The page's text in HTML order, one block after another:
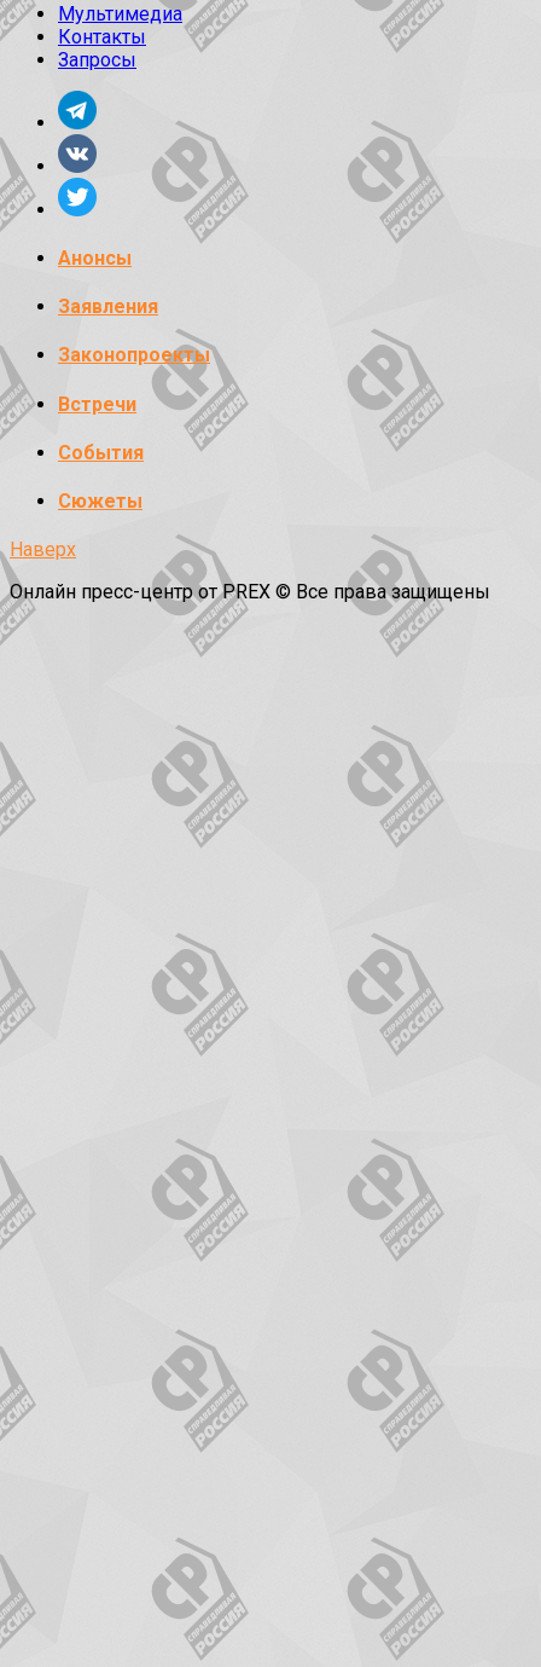
Мультимедиа
Контакты
Запросы
Анонсы
Заявления
Законопроекты
Встречи
События
Сюжеты
Наверх
Онлайн пресс-центр от PREX © Все права защищены